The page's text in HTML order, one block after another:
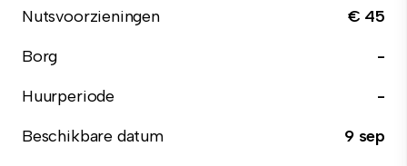
Nutsvoorzieningen
€ 45
Borg
-
Huurperiode
-
Beschikbare datum
9 sep